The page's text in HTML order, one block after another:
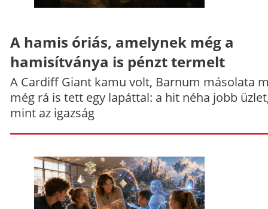
A hamis óriás, amelynek még a
hamisítványa is pénzt termelt
A Cardiff Giant kamu volt, Barnum másolata
még rá is tett egy lapáttal: a hit néha jobb
mint az igazság